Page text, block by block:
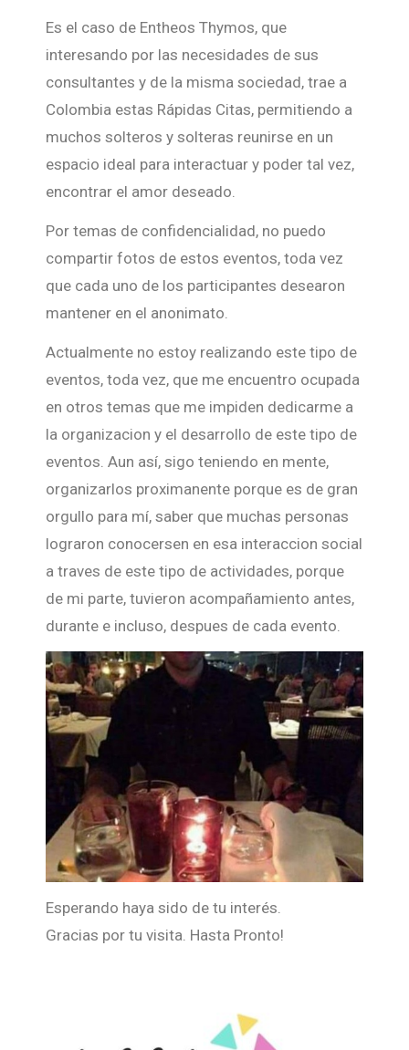
Es el caso de Entheos Thymos, que
interesando por las necesidades de sus
consultantes y de la misma sociedad, trae a
Colombia estas Rápidas Citas, permitiendo a
muchos solteros y solteras reunirse en un
espacio ideal para interactuar y poder tal vez,
encontrar el amor deseado.
Por temas de confidencialidad, no puedo
compartir fotos de estos eventos, toda vez
que cada uno de los participantes desearon
mantener en el anonimato.
Actualmente no estoy realizando este tipo de
eventos, toda vez, que me encuentro ocupada
en otros temas que me impiden dedicarme a
la organizacion y el desarrollo de este tipo de
eventos. Aun así, sigo teniendo en mente,
organizarlos proximanente porque es de gran
orgullo para mí, saber que muchas personas
lograron conocersen en esa interaccion social
a traves de este tipo de actividades, porque
de mi parte, tuvieron acompañamiento antes,
durante e incluso, despues de cada evento.
Esperando haya sido de tu interés.
Gracias por tu visita. Hasta Pronto!